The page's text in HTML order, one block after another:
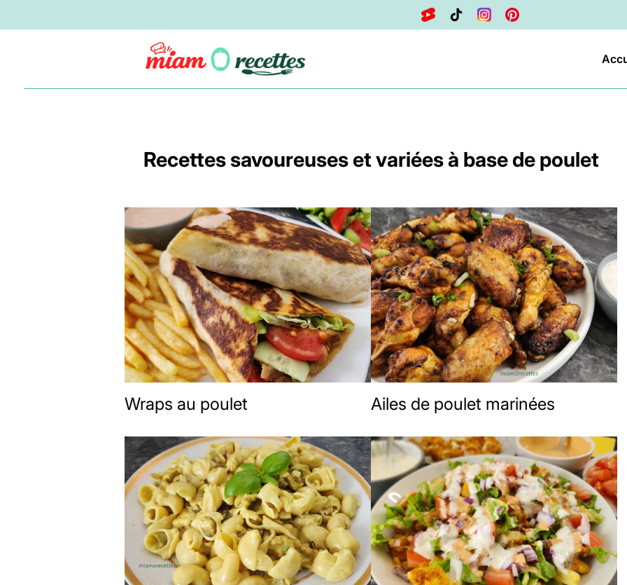
Recettes savoureuses et variées à base de poulet
Wraps au poulet Ailes de poulet marinées